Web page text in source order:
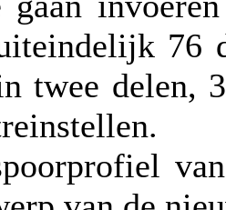
76
twee delen,